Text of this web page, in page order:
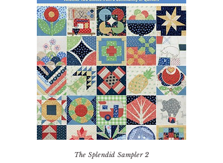
The Splendid Sampler 2